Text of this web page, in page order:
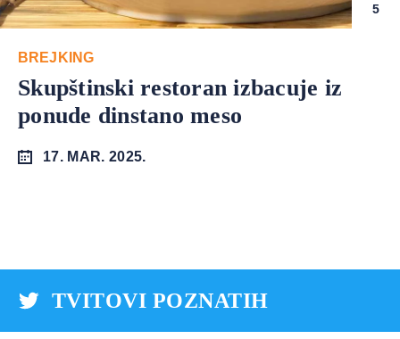
5
BREJKING
Skupštinski restoran izbacuje iz
ponude dinstano meso
17. MAR. 2025.
TVITOVI POZNATIH